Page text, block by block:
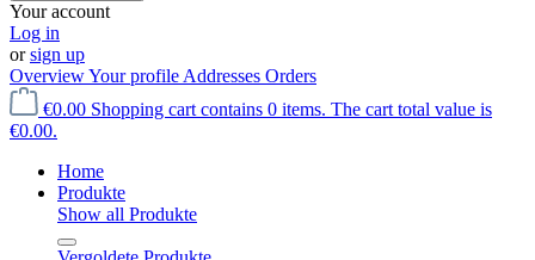
Your account
Log in
orsign up
OverviewYour profile Addresses Orders
€0.00 Shopping cart contains 0 items. The cart total value is
€0.00.
Home
Produkte
Show all Produkte